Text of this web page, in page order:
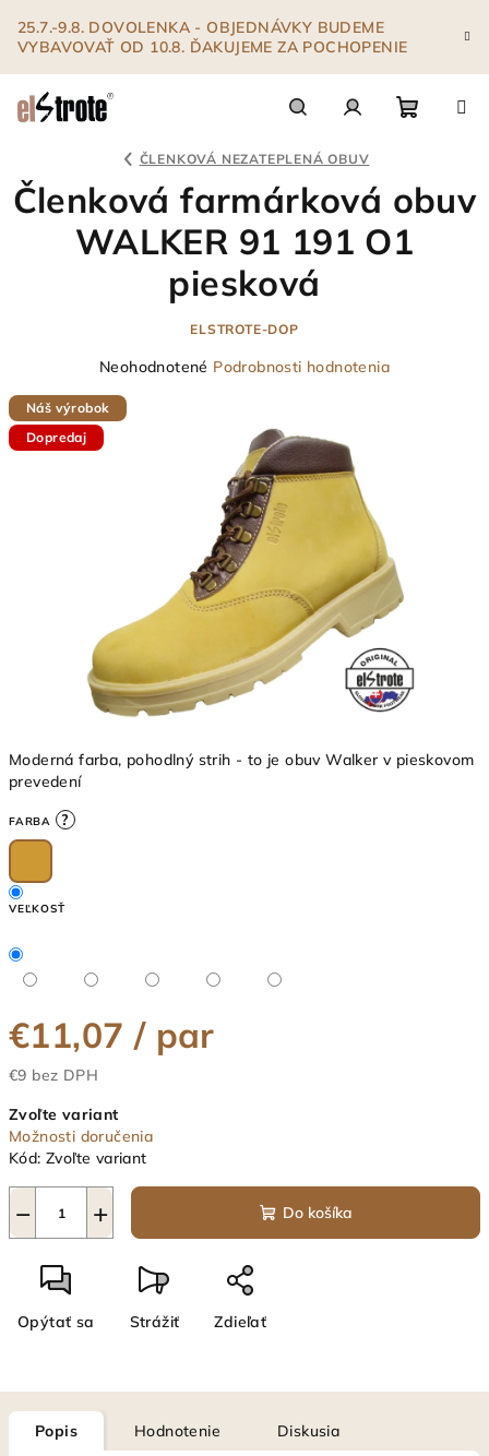
obsah
25.7.-9.8. DOVOLENKA - OBJEDNÁVKY BUDEME
VYBAVOVAŤ OD 10.8. ĎAKUJEME ZA POCHOPENIE
košík
ČLENKOVÁ NEZATEPLENÁ OBUV
Moderná farba, pohodlný strih - to je obuv Walker v pieskovom
prevedení
FARBA ?
VEĽKOSŤ
€11,07 / par
€9 bez DPH
cena:
Zvoľte variant
Možnosti doručenia
Kód: Zvoľte variant
+
− Do košíka
Opýtať sa Strážiť Zdieľať
Členková farmárková obuv
WALKER 91 191 O1
piesková
ELSTROTE-DOP
Priemerné
produktu
je
0,0
Neohodnotené Podrobnosti hodnotenia
Náš výrobok
Dopredaj
Popis Hodnotenie Diskusia